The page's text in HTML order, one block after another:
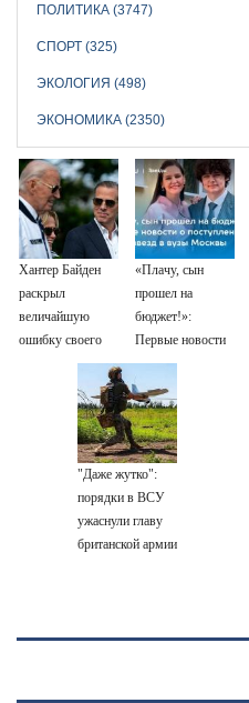
ПОЛИТИКА (3747)
СПОРТ (325)
ЭКОЛОГИЯ (498)
ЭКОНОМИКА (2350)
Хантер Байден
раскрыл
величайшую
ошибку своего
отца: бездействие
против Трампа
«Плачу, сын
прошел на
бюджет!»:
Первые новости
о поступлении
детей звезд в
вузы Москвы
"Даже жутко":
порядки в ВСУ
ужаснули главу
британской армии